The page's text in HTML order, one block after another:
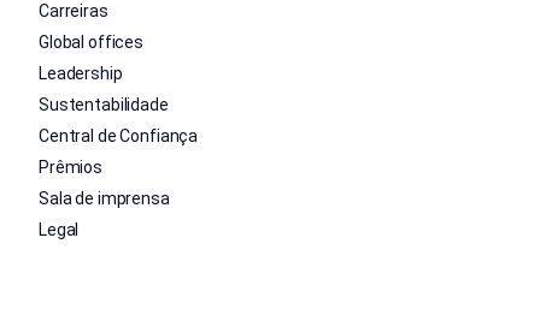
Carreiras
Global offices
Leadership
Sustentabilidade
Central de Confiança
Prêmios
Sala de imprensa
Legal